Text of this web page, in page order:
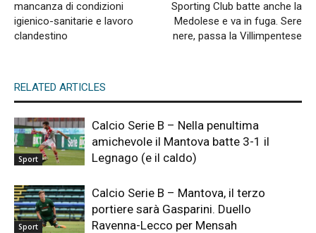
mancanza di condizioni
igienico-sanitarie e lavoro
clandestino
Sporting Club batte anche la
Medolese e va in fuga. Sere
nere, passa la Villimpentese
RELATED ARTICLES
Sport
Calcio Serie B – Nella penultima
amichevole il Mantova batte 3-1 il
Legnago (e il caldo)
Sport
Calcio Serie B – Mantova, il terzo
portiere sarà Gasparini. Duello
Ravenna-Lecco per Mensah